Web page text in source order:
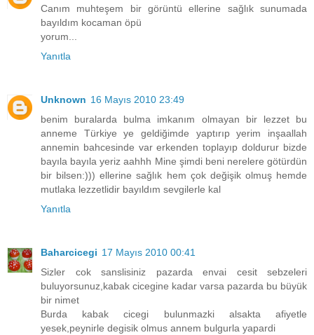
Canım muhteşem bir görüntü ellerine sağlık sunumada
bayıldım kocaman öpü
yorum...
Yanıtla
Unknown 16 Mayıs 2010 23:49
benim buralarda bulma imkanım olmayan bir lezzet bu
anneme Türkiye ye geldiğimde yaptırıp yerim inşaallah
annemin bahcesinde var erkenden toplayıp doldurur bizde
bayıla bayıla yeriz aahhh Mine şimdi beni nerelere götürdün
bir bilsen:))) ellerine sağlık hem çok değişik olmuş hemde
mutlaka lezzetlidir bayıldım sevgilerle kal
Yanıtla
Baharcicegi 17 Mayıs 2010 00:41
Sizler cok sanslisiniz pazarda envai cesit sebzeleri
buluyorsunuz,kabak cicegine kadar varsa pazarda bu büyük
bir nimet
Burda kabak cicegi bulunmazki alsakta afiyetle
yesek,peynirle degisik olmus annem bulgurla yapardi